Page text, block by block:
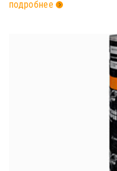
подробнее